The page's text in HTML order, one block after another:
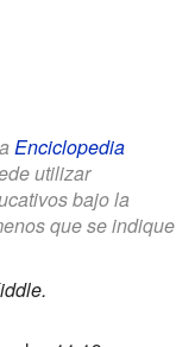
Enciclopedia
utilizar
bajo la
que se indique